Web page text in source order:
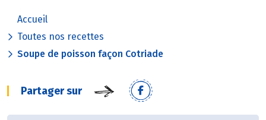
Accueil
Toutes nos recettes
Soupe de poisson façon Cotriade
Partager sur